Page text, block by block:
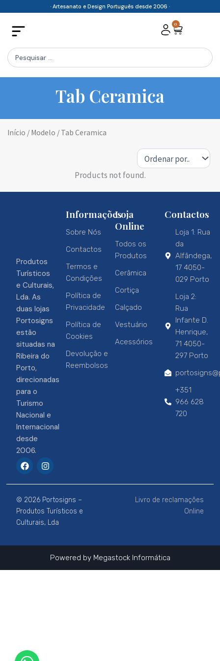
content
· Artesanato e Design Português desde 2006 ·
0
Cart
Search
...
Tab Ceramica
Início / Modelo / Tab Ceramica
Products not found.
Produtos
Turísticos
e Culturais,
Lda. As
duas lojas
Portosigns
estão
situadas na
Ribeira do
Porto,
direcionadas
para o
Turismo
Nacional e
Internacional
desde
2006.
F
a
e
b
o
o
k
I
n
t
a
g
r
a
m
Informações
Sobre Nós
Contactos
Termos e
Condições
Política de
Privacidade
Política de
Cookies
Devolução e
Reembolsos
Loja
Online
Todos os
Produtos
Cerâmica
Cortiça
Calçado
Vestuário
Acessórios
Contactos
Loja 1: Rua
da
Alfândega,
17 4050-
029 Porto
Loja 2:
Rua
Infante D.
Henrique,
71 4050-
297 Porto
+351
966 628
720
© 2026 Portosigns –
Produtos Turísticos e
Culturais, Lda
Livro de reclamações
Online
Powered by Megastock Informática